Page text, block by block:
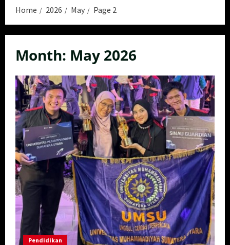
Home 2026 May Page 2
Month: May 2026
Pendidikan